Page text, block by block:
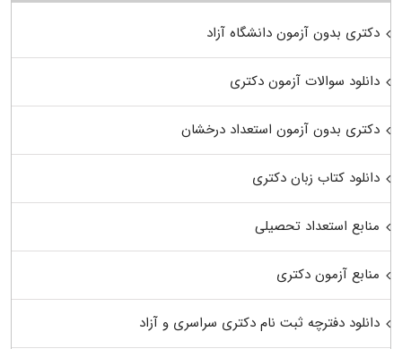
دکتری بدون آزمون دانشگاه آزاد
دانلود سوالات آزمون دکتری
دکتری بدون آزمون استعداد درخشان
دانلود کتاب زبان دکتری
منابع استعداد تحصیلی
منابع آزمون دکتری
دانلود دفترچه ثبت نام دکتری سراسری و آزاد